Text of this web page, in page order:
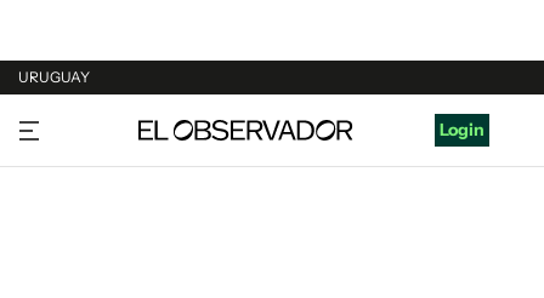
URUGUAY
URUGUAY
ARGENTINA
Login